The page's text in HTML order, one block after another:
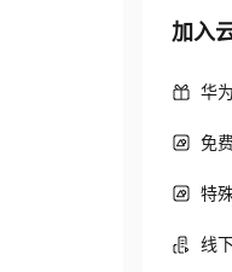
加入
华
免
特
线